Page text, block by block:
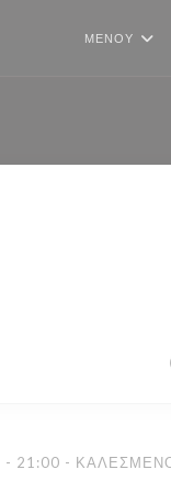
ΜΕΝΟΎ
- 21:00 -